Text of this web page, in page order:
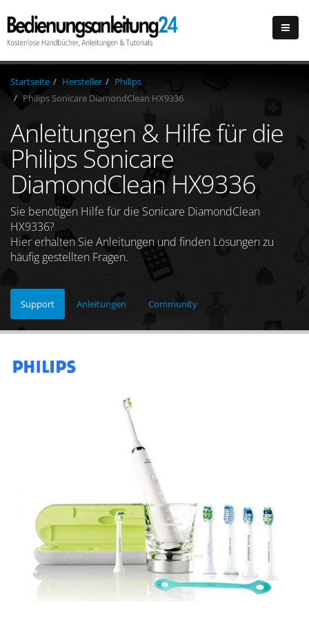
Startseite Hersteller
Philips
Philips Sonicare DiamondClean HX9336
Anleitungen & Hilfe für die
Philips Sonicare
DiamondClean HX9336
Sie benötigen Hilfe für die Sonicare DiamondClean
HX9336?
Hier erhalten Sie Anleitungen und finden Lösungen zu
häufig gestellten Fragen.
Support Anleitungen Community